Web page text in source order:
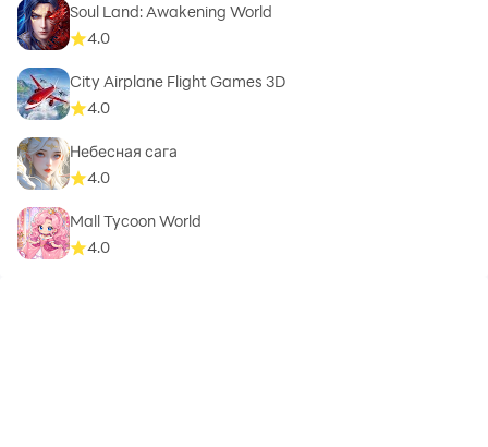
Soul Land: Awakening World
4.0
City Airplane Flight Games 3D
4.0
Небесная сага
4.0
Mall Tycoon World
4.0